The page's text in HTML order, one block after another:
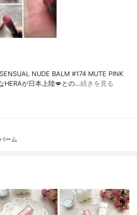
NUDE BALM #174 MUTE PINK⁡⁡
が日本上陸💋との…続きを見る
ーム